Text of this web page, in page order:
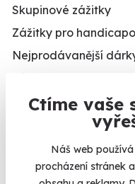
Ctíme vaše
Náš web
procházení stránek
termínů
Termíny pro
Skupinové zážitky
Zážitky pro
Nejprodávanější
VĚK
Mladý muž/mladá
Teenager/
Třicátník/třicátnice